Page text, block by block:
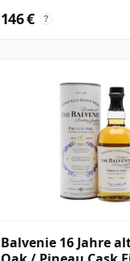
146 € ?
Balvenie 16 Jahre